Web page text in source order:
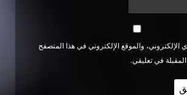
والموقع الإلكتروني في هذا المتصفح
في تعليقي.